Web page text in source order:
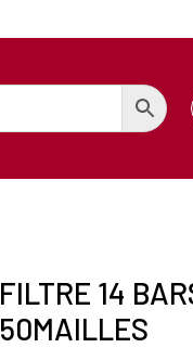
FILTRE 14
50MAILLES